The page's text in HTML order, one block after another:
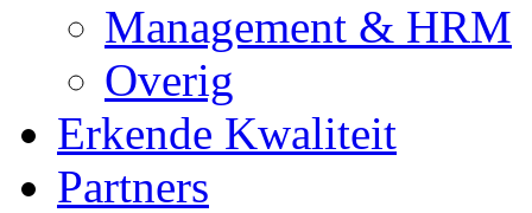
Management & HRM
Overig
Erkende Kwaliteit
Partners